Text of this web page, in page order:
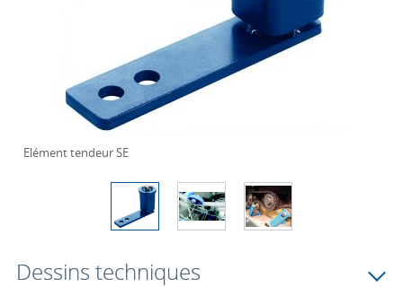
Elément tendeur SE
Dessins techniques